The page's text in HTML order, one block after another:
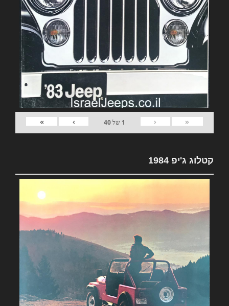
«
‹
1 של40
›
»
קטלוג ג'יפ 1984